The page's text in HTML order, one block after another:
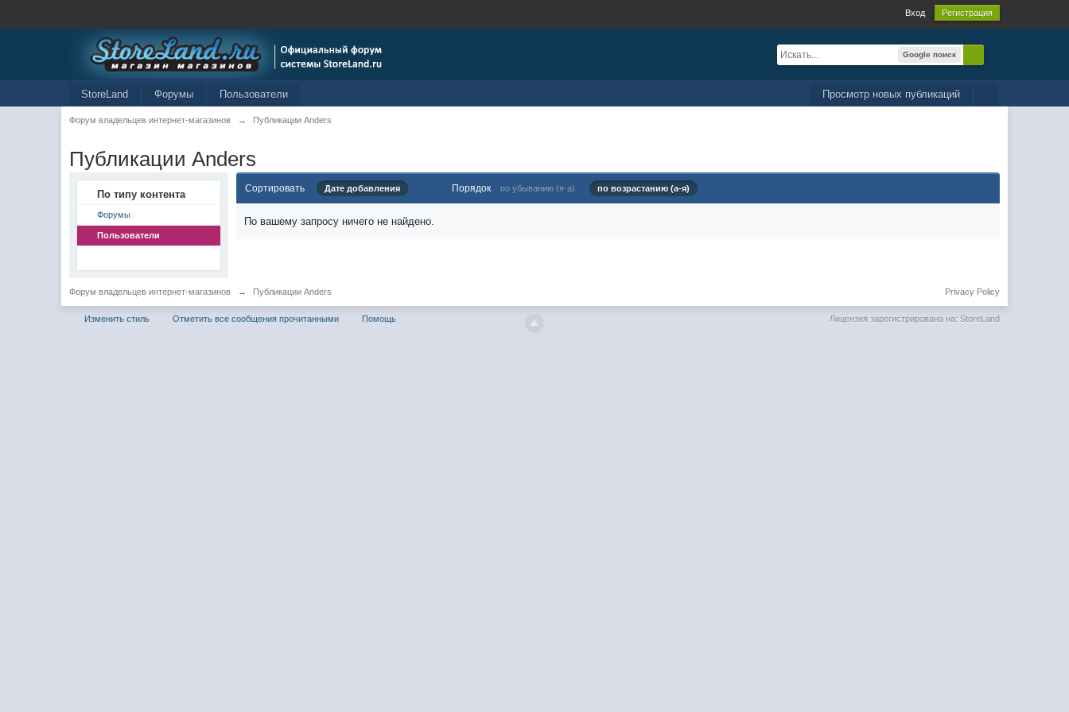
Вход Регистрация
Google поиск
Просмотр новых публикаций
StoreLand Форумы Пользователи
Форум владельцев интернет-магазинов → Публикации Anders
Публикации Anders
По типу контента
Форумы
Пользователи
Сортировать Дате добавления Порядок по убыванию (я-а) по возрастанию (а-я)
По вашему запросу ничего не найдено.
Форум владельцев интернет-магазинов → Публикации Anders Privacy Policy
Изменить стиль Отметить все сообщения прочитанными Помощь Лицензия зарегистрирована на: StoreLand